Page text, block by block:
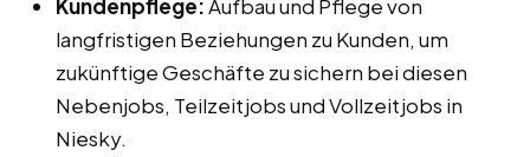
Kundenpflege:Aufbau und Pflege von
langfristigen Beziehungen zu Kunden, um
zukünftige Geschäfte zu sichern bei diesen
Nebenjobs, Teilzeitjobs und Vollzeitjobs in
Niesky.